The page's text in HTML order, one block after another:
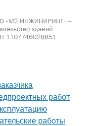
«М2 ИНЖИНИРИНГ» --
зданий
1107746028851
работ
работы